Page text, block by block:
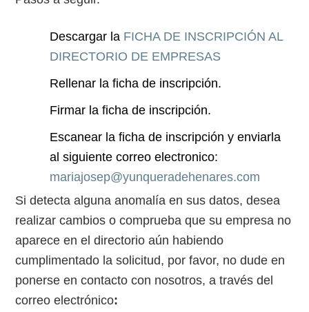
Descargar la FICHA DE INSCRIPCIÓN AL
DIRECTORIO DE EMPRESAS
Rellenar la ficha de inscripción.
Firmar la ficha de inscripción.
Escanear la ficha de inscripción y enviarla
al siguiente correo electronico:
mariajosep@yunqueradehenares.com
Si detecta alguna anomalía en sus datos, desea
realizar cambios o comprueba que su empresa no
aparece en el directorio aún habiendo
cumplimentado la solicitud, por favor, no dude en
ponerse en contacto con nosotros, a través del
correo electrónico: